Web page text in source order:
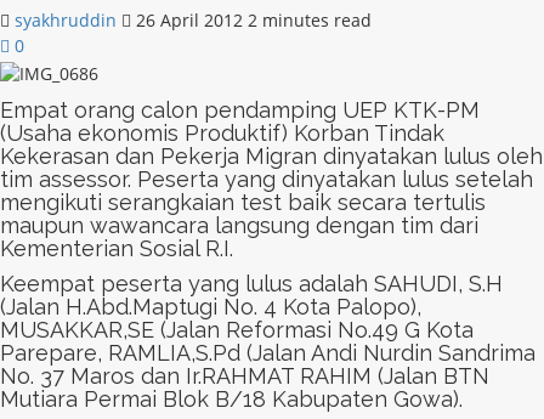
syakhruddin 26 April 2012 2 minutes read
0
Empat orang calon pendamping UEP KTK-PM
(Usaha ekonomis Produktif) Korban Tindak
Kekerasan dan Pekerja Migran dinyatakan lulus oleh
tim assessor. Peserta yang dinyatakan lulus setelah
mengikuti serangkaian test baik secara tertulis
maupun wawancara langsung dengan tim dari
Kementerian Sosial R.I.
Keempat peserta yang lulus adalah SAHUDI, S.H
(Jalan H.Abd.Maptugi No. 4 Kota Palopo),
MUSAKKAR,SE (Jalan Reformasi No.49 G Kota
Parepare, RAMLIA,S.Pd (Jalan Andi Nurdin Sandrima
No. 37 Maros dan Ir.RAHMAT RAHIM (Jalan BTN
Mutiara Permai Blok B/18 Kabupaten Gowa).